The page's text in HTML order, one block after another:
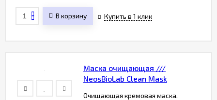
В корзину Купить в 1 клик
Маска очищающая ///
NeosBioLab Сlean Mask
Очищающая кремовая маска.